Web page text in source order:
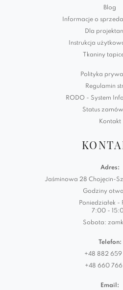
Blog
Informacje o
Dla
Instrukcja
Tkaniny
Polityka
Regulamin
RODO - System
Status
Kontakt
Adres:
Jaśminowa 28 Chojęcin-
Godziny
Poniedziałek -
7:00 -
Sobota:
Telefon:
+48 882
+48 660
Email: